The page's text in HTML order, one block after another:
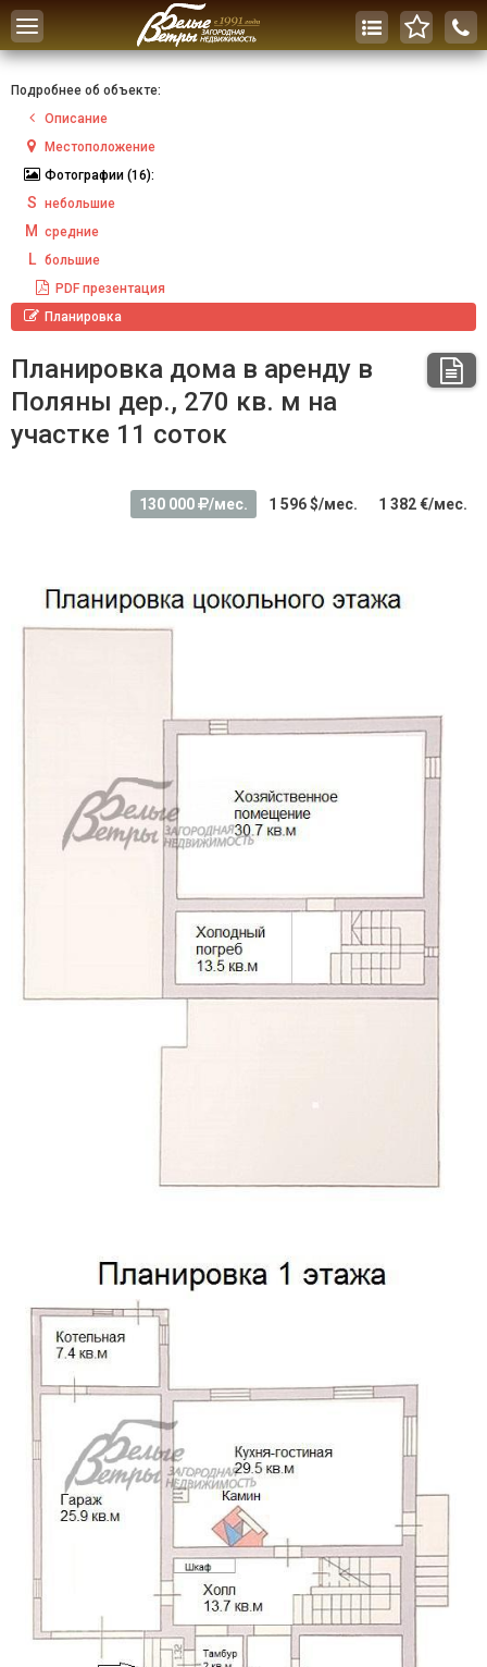
Toggle
navigation
Подробнее об объекте:
Описание
Местоположение
Фотографии (16):
S небольшие
M средние
L
большие
PDF презентация
Планировка
Планировка дома в аренду в
Поляны дер., 270 кв. м на
участке 11 соток
130 000 /мес. 1 596 $/мес. 1 382 €/мес.